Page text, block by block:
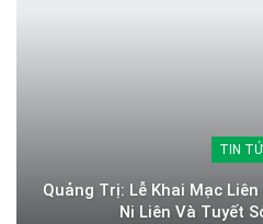
TIN
Quảng Trị: Lễ Khai Mạc
Ni Liên Và Tuyết